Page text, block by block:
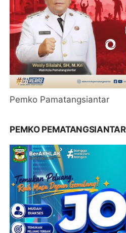
Pemko Pamatangsiantar
PEMKO